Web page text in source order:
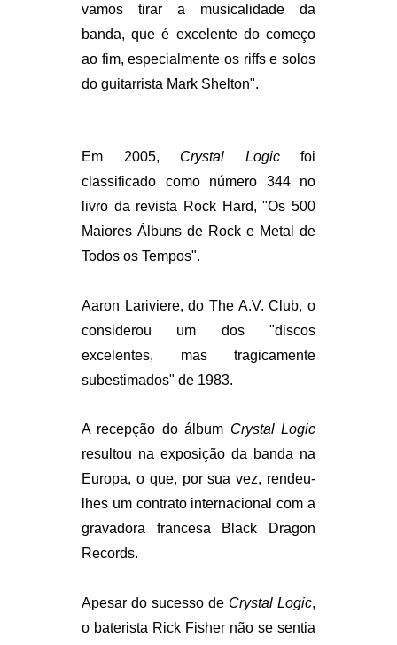
vamos tirar a musicalidade da
banda, que é excelente do começo
ao fim, especialmente os riffs e solos
do guitarrista Mark Shelton".
Em 2005, Crystal Logicfoi
classificado como número 344 no
livro da revista Rock Hard, "Os 500
Maiores Álbuns de Rock e Metal de
Todos os Tempos".
Aaron Lariviere, do The A.V. Club, o
considerou um dos "discos
excelentes, mas tragicamente
subestimados" de 1983.
A recepção do álbum Crystal Logic
resultou na exposição da banda na
Europa, o que, por sua vez, rendeu-
lhes um contrato internacional com a
gravadora francesa Black Dragon
Records.
Apesar do sucesso de Crystal Logic,
o baterista Rick Fisher não se sentia